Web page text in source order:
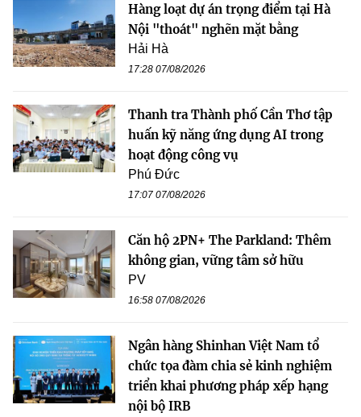
Hàng loạt dự án trọng điểm tại Hà
Nội "thoát" nghẽn mặt bằng
Hải Hà
17:28 07/08/2026
Thanh tra Thành phố Cần Thơ tập
huấn kỹ năng ứng dụng AI trong
hoạt động công vụ
Phú Đức
17:07 07/08/2026
Căn hộ 2PN+ The Parkland: Thêm
không gian, vững tâm sở hữu
PV
16:58 07/08/2026
Ngân hàng Shinhan Việt Nam tổ
chức tọa đàm chia sẻ kinh nghiệm
triển khai phương pháp xếp hạng
nội bộ IRB